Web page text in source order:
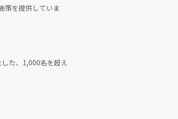
策を提供していま
た、1,000名を超え